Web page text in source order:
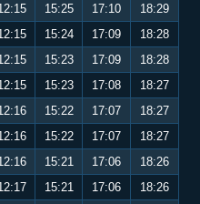
15:25 17:10
18:29
15:24 17:09
18:28
15:23 17:09
18:28
15:23 17:08
18:27
15:22 17:07
18:27
15:22 17:07
18:27
15:21 17:06
18:26
15:21 17:06
18:26